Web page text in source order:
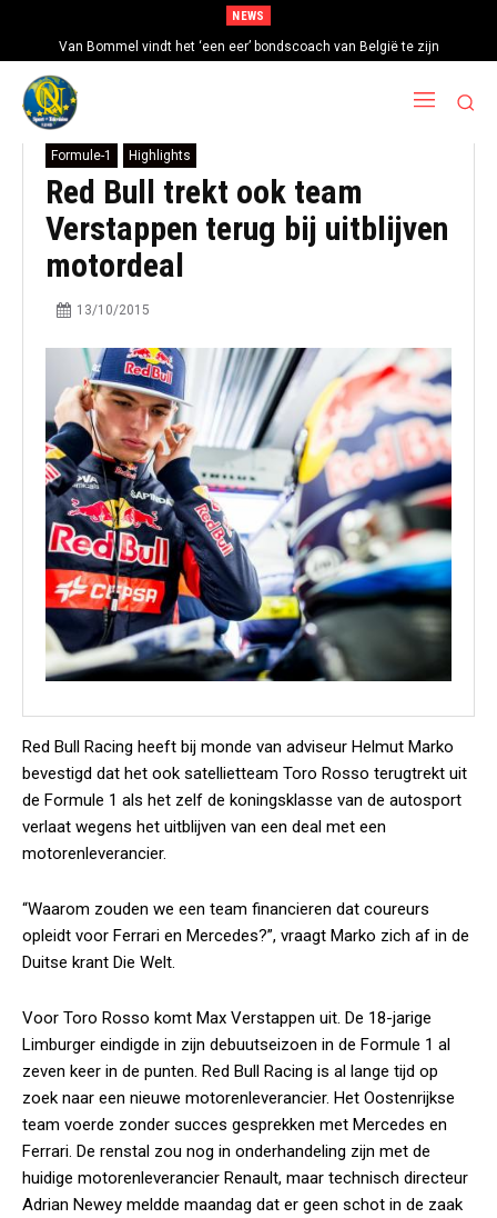
NEWS
Van Bommel vindt het ‘een eer’ bondscoach van België te zijn
Formule-1 Highlights
Red Bull trekt ook team
Verstappen terug bij uitblijven
motordeal
13/10/2015
Red Bull Racing heeft bij monde van adviseur Helmut Marko
bevestigd dat het ook satellietteam Toro Rosso terugtrekt uit
de Formule 1 als het zelf de koningsklasse van de autosport
verlaat wegens het uitblijven van een deal met een
motorenleverancier.
“Waarom zouden we een team financieren dat coureurs
opleidt voor Ferrari en Mercedes?”, vraagt Marko zich af in de
Duitse krant Die Welt.
Voor Toro Rosso komt Max Verstappen uit. De 18-jarige
Limburger eindigde in zijn debuutseizoen in de Formule 1 al
zeven keer in de punten. Red Bull Racing is al lange tijd op
zoek naar een nieuwe motorenleverancier. Het Oostenrijkse
team voerde zonder succes gesprekken met Mercedes en
Ferrari. De renstal zou nog in onderhandeling zijn met de
huidige motorenleverancier Renault, maar technisch directeur
Adrian Newey meldde maandag dat er geen schot in de zaak